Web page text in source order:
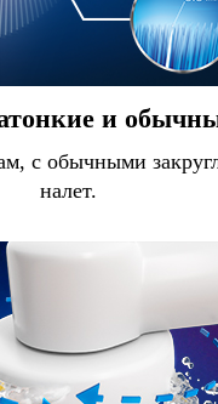
и
с обычными
налет.